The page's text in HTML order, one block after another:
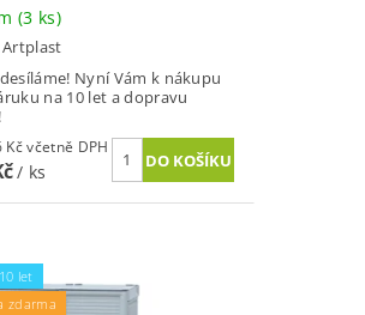
(3 ks)
Artplast
Nyní Vám k nákupu
na 10 let a dopravu
2 427,26 Kč včetně DPH
/ ks
let
zdarma